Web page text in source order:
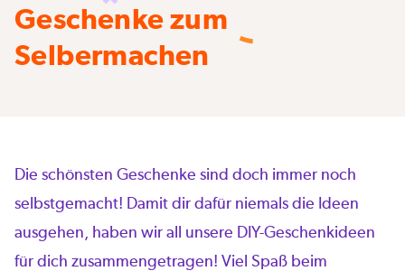
Geschenke zum
Selbermachen
Die schönsten Geschenke sind doch immer noch
selbstgemacht! Damit dir dafür niemals die Ideen
ausgehen, haben wir all unsere DIY-Geschenkideen
für dich zusammengetragen! Viel Spaß beim